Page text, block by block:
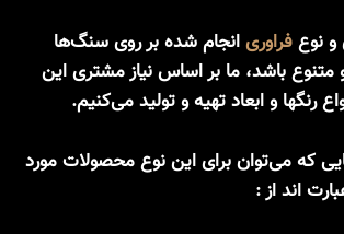
نوعفراوریانجام شده بر روی سنگ‌ها
متنوع باشد، ما بر اساس نیاز مشتری این
رنگها و ابعاد تهیه و تولید می‌کنیم.
که می‌توان برای این نوع محصولات مورد
اند از :